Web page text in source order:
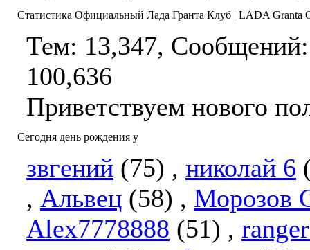
Статистика Официальный Лада Гранта Клуб | LADA Granta
Тем: 13,347,
100,636
Приветствуем нового
Сегодня день рождения у
звгений (75) , николай 6
, Альвец (58) , Морозов
Alex7778888 (51) ,